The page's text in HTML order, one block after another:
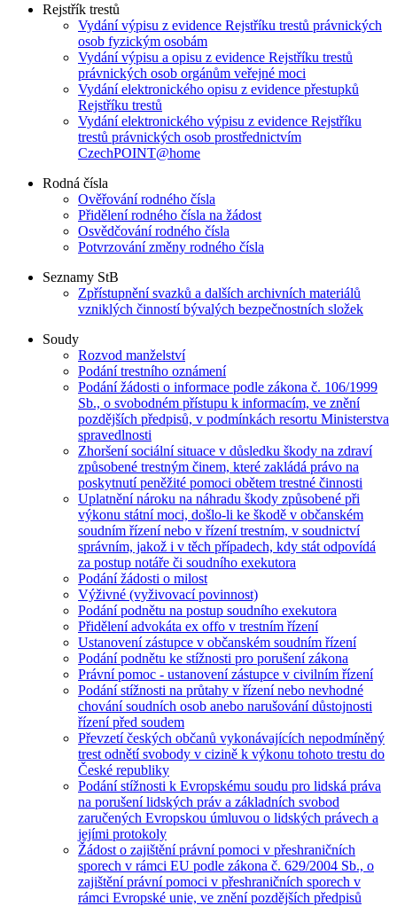
Rejstřík trestů
Vydání výpisu z evidence Rejstříku trestů právnických
osob fyzickým osobám
Vydání výpisu a opisu z evidence Rejstříku trestů
právnických osob orgánům veřejné moci
Vydání elektronického opisu z evidence přestupků
Rejstříku trestů
Vydání elektronického výpisu z evidence Rejstříku
trestů právnických osob prostřednictvím
CzechPOINT@home
Rodná čísla
Ověřování rodného čísla
Přidělení rodného čísla na žádost
Osvědčování rodného čísla
Potvrzování změny rodného čísla
Seznamy StB
Zpřístupnění svazků a dalších archivních materiálů
vzniklých činností bývalých bezpečnostních složek
Soudy
Rozvod manželství
Podání trestního oznámení
Podání žádosti o informace podle zákona č. 106/1999
Sb., o svobodném přístupu k informacím, ve znění
pozdějších předpisů, v podmínkách resortu Ministerstva
spravedlnosti
Zhoršení sociální situace v důsledku škody na zdraví
způsobené trestným činem, které zakládá právo na
poskytnutí peněžité pomoci obětem trestné činnosti
Uplatnění nároku na náhradu škody způsobené při
výkonu státní moci, došlo-li ke škodě v občanském
soudním řízení nebo v řízení trestním, v soudnictví
správním, jakož i v těch případech, kdy stát odpovídá
za postup notáře či soudního exekutora
Podání žádosti o milost
Výživné (vyživovací povinnost)
Podání podnětu na postup soudního exekutora
Přidělení advokáta ex offo v trestním řízení
Ustanovení zástupce v občanském soudním řízení
Podání podnětu ke stížnosti pro porušení zákona
Právní pomoc - ustanovení zástupce v civilním řízení
Podání stížnosti na průtahy v řízení nebo nevhodné
chování soudních osob anebo narušování důstojnosti
řízení před soudem
Převzetí českých občanů vykonávajících nepodmíněný
trest odnětí svobody v cizině k výkonu tohoto trestu do
České republiky
Podání stížnosti k Evropskému soudu pro lidská práva
na porušení lidských práv a základních svobod
zaručených Evropskou úmluvou o lidských právech a
jejími protokoly
Žádost o zajištění právní pomoci v přeshraničních
sporech v rámci EU podle zákona č. 629/2004 Sb., o
zajištění právní pomoci v přeshraničních sporech v
rámci Evropské unie, ve znění pozdějších předpisů